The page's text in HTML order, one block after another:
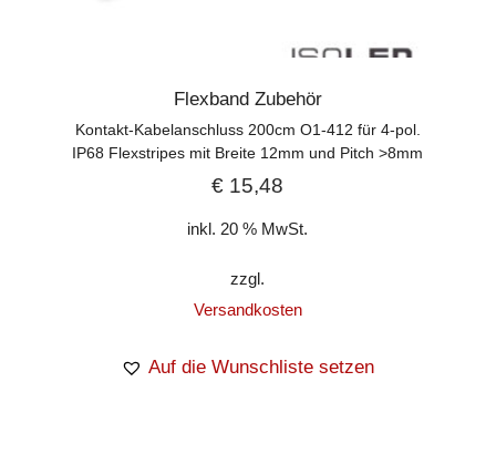
Flexband Zubehör
Kontakt-Kabelanschluss 200cm O1-412 für 4-pol.
IP68 Flexstripes mit Breite 12mm und Pitch >8mm
€ 15,48
inkl. 20 % MwSt.
zzgl.
Versandkosten
Auf die Wunschliste setzen